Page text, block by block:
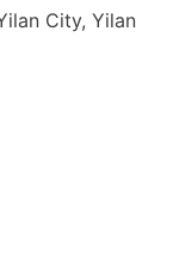
City, Yilan